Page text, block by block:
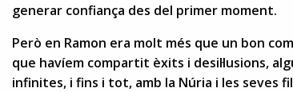
generar confiança des del primer moment.
Però en Ramon era molt més que un bon
que havíem compartit èxits i desil·lusions,
infinites, i fins i tot, amb la Núria i les seves